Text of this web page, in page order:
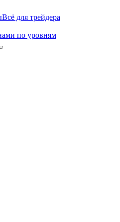
Всё для трейдера
по уровням